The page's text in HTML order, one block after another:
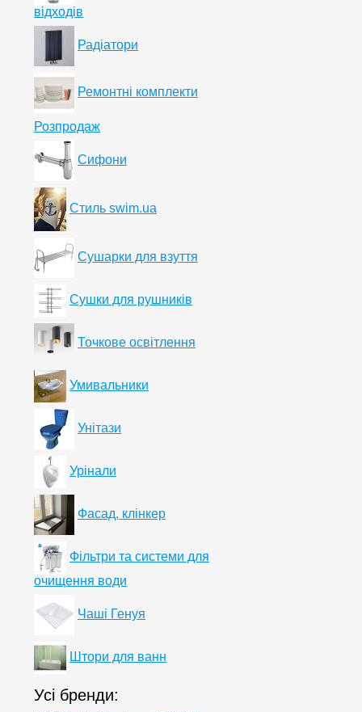
відходів
Радіатори
Ремонтні комплекти
Розпродаж
Сифони
Стиль swim.ua
Сушарки для взуття
Сушки для рушників
Точкове освітлення
Умивальники
Унітази
Урінали
Фасад, клінкер
Фільтри та системи для
очищення води
Чаші Генуя
Штори для ванн
Усі бренди: